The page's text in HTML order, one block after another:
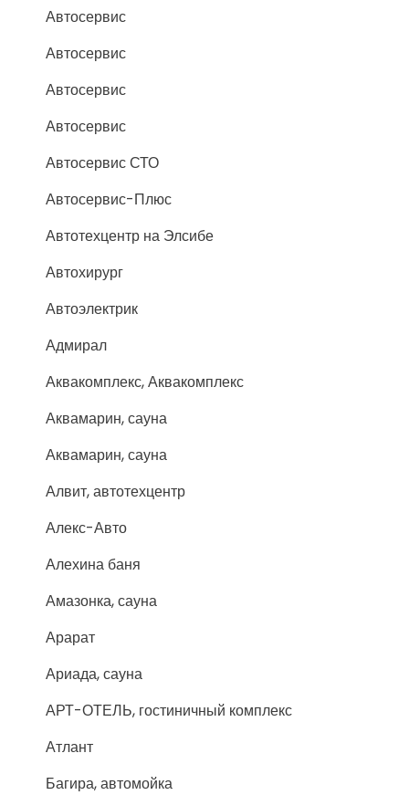
Автосервис
Автосервис
Автосервис
Автосервис
Автосервис СТО
Автосервис-Плюс
Автотехцентр на Элсибе
Автохирург
Автоэлектрик
Адмирал
Аквакомплекс, Аквакомплекс
Аквамарин, сауна
Аквамарин, сауна
Алвит, автотехцентр
Алекс-Авто
Алехина баня
Амазонка, сауна
Арарат
Ариада, сауна
АРТ-ОТЕЛЬ, гостиничный комплекс
Атлант
Багира, автомойка